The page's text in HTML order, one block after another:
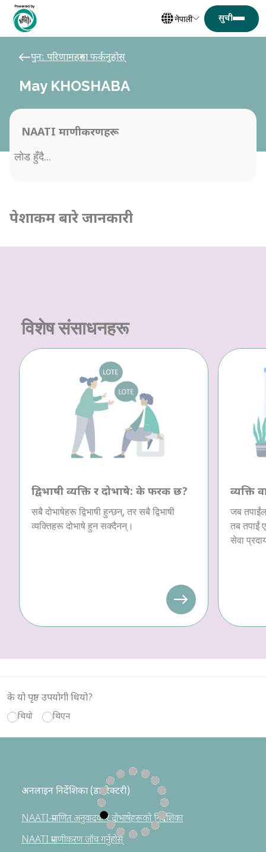
नेपाली
पुन: परिणामहरुमा फर्कनुहोस्
May KHOSHABA
NAATI प्रमाणीकरणहरू
लोड हुँदै...
पेशाकर्मी बारे जानकारी
विशेष संसाधनहरू
द्विभाषी व्यक्ति र दोभाषे: के फरक छ?
सबै दोभाषेहरू द्विभाषी हुन्छन्, तर सबै द्विभाषी
व्यक्तिहरू दोभाषे हुन सक्दैनन्।
व्यक्ति
जब
तब तपाईं
सेवा
के यो पृष्ठ उपयोगी थियो?
थियो थिएन
अनलाइन निर्देशिका (डाइरेक्टरी)
NAATI-प्रमाणित अनुवादक र दोभाषेहरूको निर्देशिका
NAATI प्रमाणीकरण जाँच गर्नुहोस्